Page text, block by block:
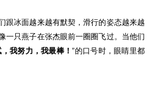
跟冰面越来越有默契，滑行的姿态越来越
一只燕子在张杰眼前一圈圈飞过。当他们
我努力，我最棒！”的口号时，眼睛里都